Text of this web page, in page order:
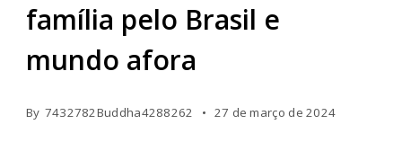
família pelo Brasil e
mundo afora
By 7432782Buddha4288262 27 de março de 2024